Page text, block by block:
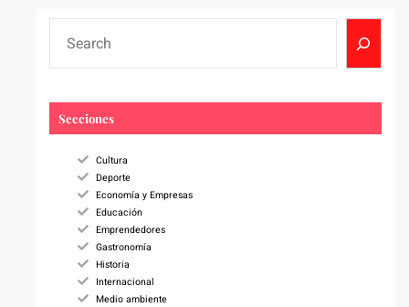
a
r
Secciones
Cultura
Deporte
Economía y Empresas
Educación
Emprendedores
Gastronomía
Historia
Internacional
Medio ambiente